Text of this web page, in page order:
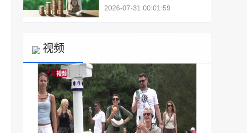
2026-07-31 00:01:59
视频